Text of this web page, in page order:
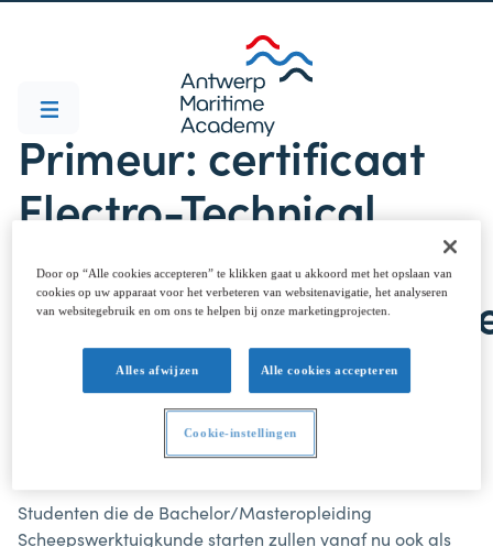
Primeur: certificaat
Electro-Technical
Officer voor opleiding
Studenten die de Bachelor/Masteropleiding
Scheepswerktuigkunde starten zullen vanaf nu ook als
Door op “Alle cookies accepteren” te klikken gaat u akkoord met het opslaan van
cookies op uw apparaat voor het verbeteren van websitenavigatie, het analyseren
van websitegebruik en om ons te helpen bij onze marketingprojecten.
Alles afwijzen Alle cookies accepteren
Cookie-instellingen